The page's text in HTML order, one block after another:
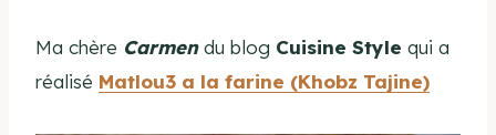
Ma chère Carmendu blog Cuisine Style qui a
réalisé Matlou3 a la farine (Khobz Tajine)